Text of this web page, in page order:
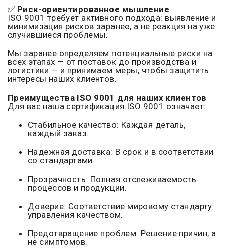
✅ Риск-ориентированное мышление
ISO 9001 требует активного подхода: выявление и
минимизация рисков заранее, а не реакция на уже
случившиеся проблемы.
Мы заранее определяем потенциальные риски на
всех этапах — от поставок до производства и
логистики — и принимаем меры, чтобы защитить
интересы наших клиентов.
Преимущества ISO 9001 для наших клиентов
Для вас наша сертификация ISO 9001 означает:
Стабильное качество: Каждая деталь,
каждый заказ.
Надежная доставка: В срок и в соответствии
со стандартами.
Прозрачность: Полная отслеживаемость
процессов и продукции.
Доверие: Соответствие мировому стандарту
управления качеством.
Предотвращение проблем: Решение причин, а
не симптомов.